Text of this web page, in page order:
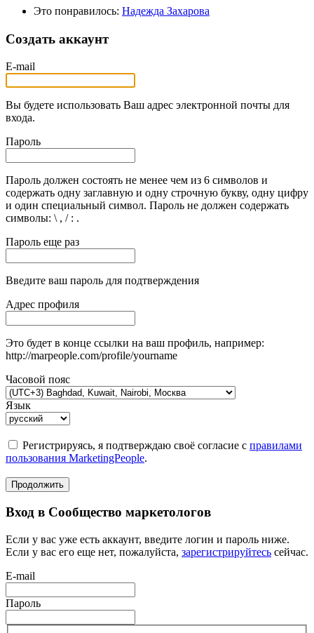
Это понравилось: Надежда Захарова
Создать аккаунт
E-mail
Вы будете использовать Ваш адрес электронной почты для
входа.
Пароль
Пароль должен состоять не менее чем из 6 символов и
содержать одну заглавную и одну строчную букву, одну цифру
и один специальный символ. Пароль не должен содержать
символы: \ , / : .
Пароль еще раз
Введите ваш пароль для подтверждения
Адрес профиля
Это будет в конце ссылки на ваш профиль, например:
http://marpeople.com/profile/yourname
Часовой пояс
Язык
Регистрируясь, я подтверждаю своё согласие с правилами
пользования MarketingPeople.
Продолжить
Вход в Сообщество маркетологов
Если у вас уже есть аккаунт, введите логин и пароль ниже.
Если у вас его еще нет, пожалуйста, зарегистрируйтесь сейчас.
E-mail
Пароль